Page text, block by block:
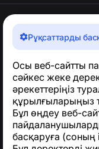
Рұқсаттарды
Осы веб-сайтты
сәйкес жеке
әрекеттеріңіз
құрылғыларыңыз
Бұл өңдеу веб-
басқаруға (соның